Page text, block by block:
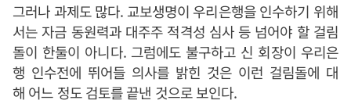
그러나 과제도 많다. 교보생명이 우리은행을 인수하기 위해
서는 자금 동원력과 대주주 적격성 심사 등 넘어야 할 걸림
돌이 한둘이 아니다. 그럼에도 불구하고 신 회장이 우리은
행 인수전에 뛰어들 의사를 밝힌 것은 이런 걸림돌에 대
해 어느 정도 검토를 끝낸 것으로 보인다.